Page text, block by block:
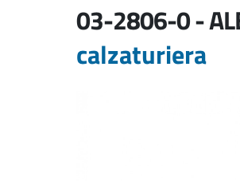
03-2806-0 -
calzaturiera